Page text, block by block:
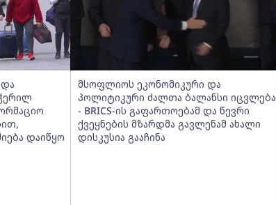
დაიწყო
მსოფლიოს ეკონომიკური და
პოლიტიკური ძალთა ბალანსი იცვლება
- BRICS-ის გაფართოებამ და წევრი
ქვეყნების მზარდმა გავლენამ ახალი
დისკუსია გააჩინა